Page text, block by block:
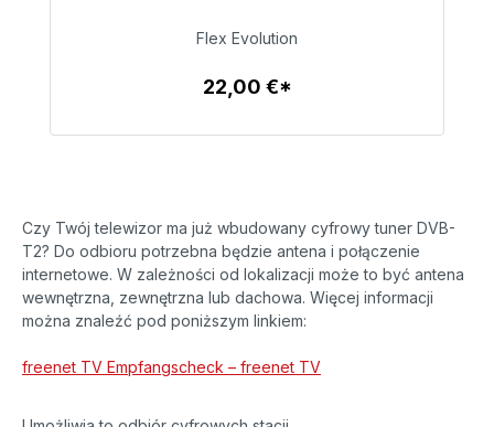
22,00 €
Flex Evolution
22,00 €*
Czy Twój telewizor ma już wbudowany cyfrowy tuner DVB-
T2? Do odbioru potrzebna będzie antena i połączenie
internetowe. W zależności od lokalizacji może to być antena
wewnętrzna, zewnętrzna lub dachowa. Więcej informacji
można znaleźć pod poniższym linkiem:
freenet TV Empfangscheck – freenet TV